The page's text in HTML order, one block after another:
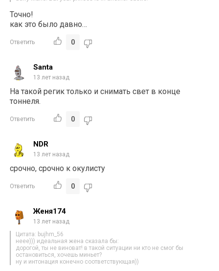
Точно!
как это было давно…
Ответить 0
Santa
13 лет назад
На такой регик только и снимать свет в конце
тоннеля.
Ответить 0
NDR
13 лет назад
срочно, срочно к окулисту
Ответить 0
Женя174
13 лет назад
Цитата: bujhm_56
неее))) идеальная жена сказала бы:
дорогой, ты не виноват! в такой ситуации ни кто не смог бы
остановиться, хочешь миньет?
ну и интонация конечно соответствующая))